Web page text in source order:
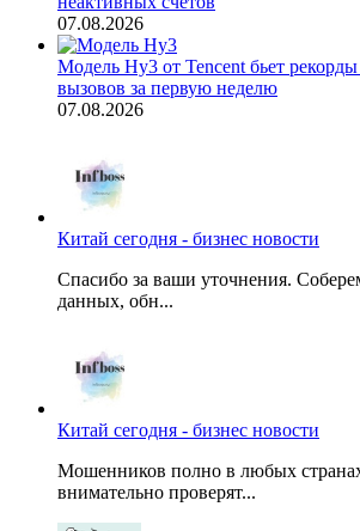
07.08.2026
Модель Hy3 от Tencent бьет
вызовов за первую неделю
07.08.2026
Китай сегодня - бизнес новости
Спасибо за ваши уточнения.
данных, обн...
Китай сегодня - бизнес новости
Мошенников полно в любых
внимательно проверят...